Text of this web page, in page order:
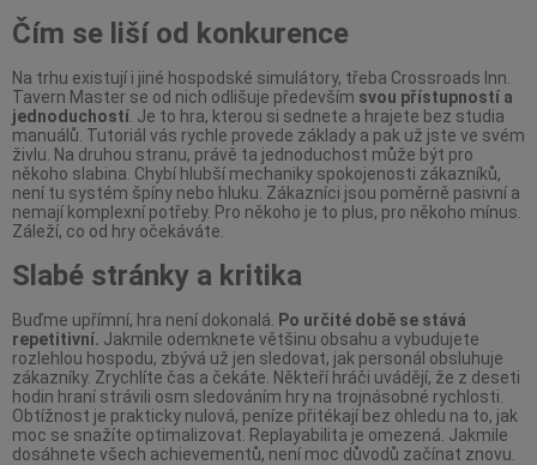
Čím se liší od konkurence
Na trhu existují i jiné hospodské simulátory, třeba Crossroads Inn.
Tavern Master se od nich odlišuje především svou přístupností a
jednoduchostí . Je to hra, kterou si sednete a hrajete bez studia
manuálů. Tutoriál vás rychle provede základy a pak už jste ve svém
živlu. Na druhou stranu, právě ta jednoduchost může být pro
někoho slabina. Chybí hlubší mechaniky spokojenosti zákazníků,
není tu systém špíny nebo hluku. Zákazníci jsou poměrně pasivní a
nemají komplexní potřeby. Pro někoho je to plus, pro někoho mínus.
Záleží, co od hry očekáváte.
Slabé stránky a kritika
Buďme upřímní, hra není dokonalá.
Po určité době se stává
repetitivní. Jakmile odemknete většinu obsahu a vybudujete
rozlehlou hospodu, zbývá už jen sledovat, jak personál obsluhuje
zákazníky. Zrychlíte čas a čekáte. Někteří hráči uvádějí, že z deseti
hodin hraní strávili osm sledováním hry na trojnásobné rychlosti.
Obtížnost je prakticky nulová, peníze přitékají bez ohledu na to, jak
moc se snažíte optimalizovat. Replayabilita je omezená. Jakmile
dosáhnete všech achievementů, není moc důvodů začínat znovu.